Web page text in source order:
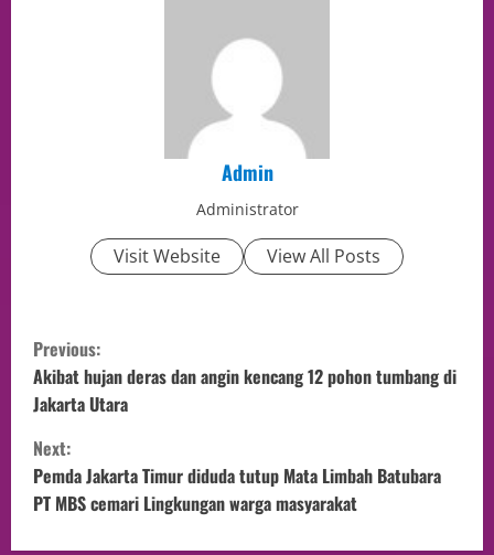
Admin
Administrator
Visit Website View All Posts
Previous:
Akibat hujan deras dan angin kencang 12 pohon tumbang di
Jakarta Utara
Next:
Pemda Jakarta Timur diduda tutup Mata Limbah Batubara
PT MBS cemari Lingkungan warga masyarakat